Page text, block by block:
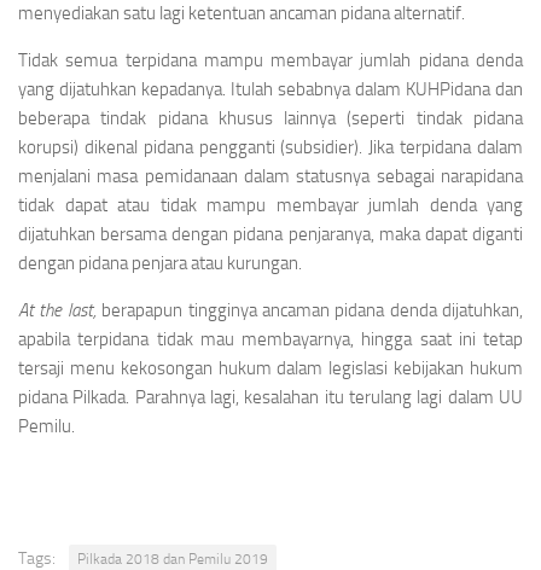
menyediakan satu lagi ketentuan ancaman pidana alternatif.
Tidak semua terpidana mampu membayar jumlah pidana denda
yang dijatuhkan kepadanya. Itulah sebabnya dalam KUHPidana dan
beberapa tindak pidana khusus lainnya (seperti tindak pidana
korupsi) dikenal pidana pengganti (subsidier). Jika terpidana dalam
menjalani masa pemidanaan dalam statusnya sebagai narapidana
tidak dapat atau tidak mampu membayar jumlah denda yang
dijatuhkan bersama dengan pidana penjaranya, maka dapat diganti
dengan pidana penjara atau kurungan.
At the last, berapapun tingginya ancaman pidana denda dijatuhkan,
apabila terpidana tidak mau membayarnya, hingga saat ini tetap
tersaji menu kekosongan hukum dalam legislasi kebijakan hukum
pidana Pilkada. Parahnya lagi, kesalahan itu terulang lagi dalam UU
Pemilu.
Tags: Pilkada 2018 dan Pemilu 2019